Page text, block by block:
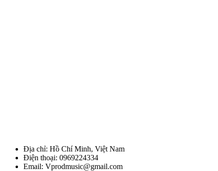
Địa chỉ: Hồ Chí Minh, Việt Nam
Điện thoại: 0969224334
Email: Vprodmusic@gmail.com